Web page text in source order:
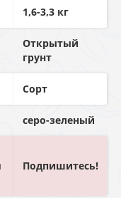
1,6-3,3 кг
Открытый
грунт
Сорт
серо-зеленый
Подпишитесь!